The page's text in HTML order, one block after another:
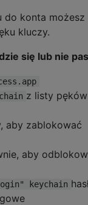
do konta możesz
kluczy.
się lub nie
z listy pęków
aby zablokować
aby
keychain